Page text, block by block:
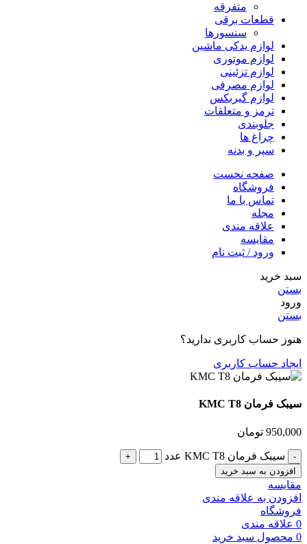
متفرقه
قطعات برقی
سنسورها
لوازم یدکی ماشین
لوازم موتوری
لوازم تزئینی
لوازم مصرفی
لوازم گیربکس
ترمز و متعلقات
جلوبندی
چراغ ها
سپر و بدنه
صفحه نخست
فروشگاه
تماس با ما
مجله
علاقه مندی
مقایسه
ورود / ثبت نام
سبد خرید
بستن
ورود
بستن
هنوز حساب کاربری ندارید؟
ایجاد حساب کاربری
سیبک فرمان KMC T8
950,000 تومان
سیبک فرمان KMC T8 عدد
افزودن به سبد خرید
مقایسه
افزودن به علاقه مندی
فروشگاه
0 علاقه مندی
0 محصول سبد خرید